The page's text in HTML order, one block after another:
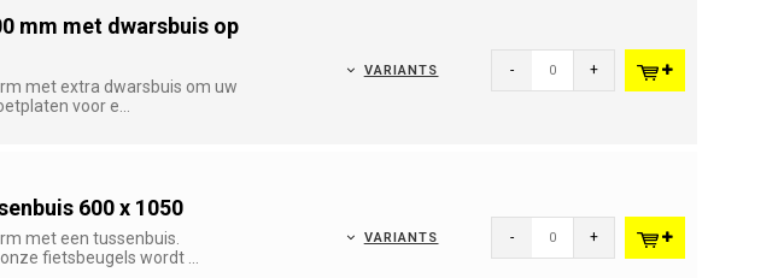
mm met dwarsbuis op
met extra dwarsbuis om uw
voor e...
VARIANTS - +
600 x 1050
met een tussenbuis.
fietsbeugels wordt ...
VARIANTS - +